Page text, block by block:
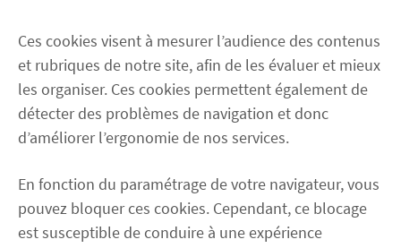
Ces cookies visent à mesurer l’audience des contenus
et rubriques de notre site, afin de les évaluer et mieux
les organiser. Ces cookies permettent également de
détecter des problèmes de navigation et donc
d’améliorer l’ergonomie de nos services.
En fonction du paramétrage de votre navigateur, vous
pouvez bloquer ces cookies. Cependant, ce blocage
est susceptible de conduire à une expérience